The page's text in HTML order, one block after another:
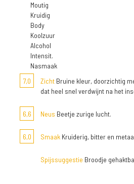
Moutig
Kruidig
Body
Koolzuur
Alcohol
Intensit.
Nasmaak
7,0
Zicht Bruine kleur, doorzichtig
dat heel snel verdwijnt na het
6,6 Neus Beetje zurige lucht.
6,0 Smaak Kruiderig, bitter en
Spijssuggestie Broodje